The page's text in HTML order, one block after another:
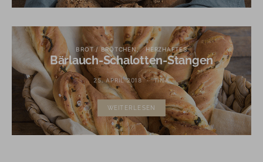
BROT / BRÖTCHEN HERZHAFTES
Bärlauch-Schalotten-Stangen
25. APRIL 2018 TINA
WEITERLESEN